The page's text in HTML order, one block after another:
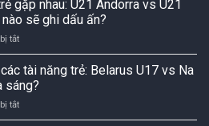
Cameroon:
sẽ
bứt
phá?
lịch
sử:
Ai
sẽ
khẳng
định
sức
mạnh?
Hàn
gặp nhau: U21 Andorra vs U21
sẽ ghi dấu ấn?
tắtở
Những
tài
năng
trẻ
gặp
nhau:
tài năng trẻ: Belarus U17 vs Na
sáng?
tắtở
Cuộc